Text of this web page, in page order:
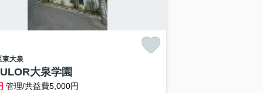
東大泉
大泉学園
管理/共益費5,000円